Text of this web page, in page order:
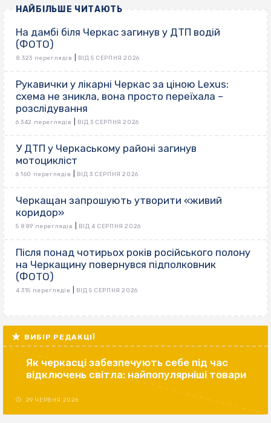
НАЙБІЛЬШЕ ЧИТАЮТЬ
На дамбі біля Черкас загинув у ДТП водій
(ФОТО)
8 323 переглядів ВІД 5 СЕРПНЯ 2026
Рукавички у лікарні Черкас за ціною Lexus:
схема не зникла, вона просто переїхала –
розслідування
6 342 переглядів ВІД 3 СЕРПНЯ 2026
У ДТП у Черкаському районі загинув
мотоцикліст
6 160 переглядів ВІД 3 СЕРПНЯ 2026
Черкащан запрошують утворити «живий
коридор»
5 889 переглядів ВІД 4 СЕРПНЯ 2026
Після понад чотирьох років російського полону
на Черкащину повернувся підполковник
(ФОТО)
4 315 переглядів ВІД 5 СЕРПНЯ 2026
ВИБІР РЕДАКЦІЇ
Як черкасці забезпечують себе під час
відключень світла: найпопулярніші товари
29 ЧЕРВНЯ 2026